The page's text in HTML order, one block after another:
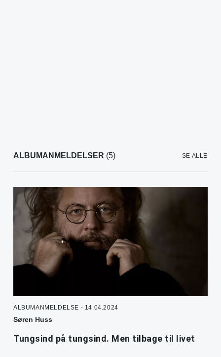
ALBUMANMELDELSER (5) SE ALLE
ALBUMANMELDELSE - 14.04.2024
Søren Huss
Tungsind på tungsind. Men tilbage til livet